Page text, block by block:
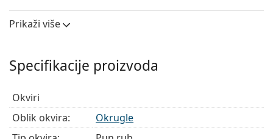
Ray-Ban Round Metal 0RX3447V 2620su unisex naočale
s dioptrijom.
pogledajte kako izgledate s naočalama.
Siva boja okvira odlično se slaže s hladnim tonom
kože i s riđom, sivom, bijelom ili tamnoplavom
kosom.
Prikaži više
Specifikacije proizvoda
Okviri
Oblik okvira:
Okrugle